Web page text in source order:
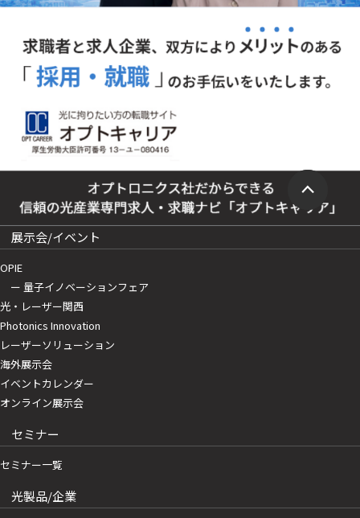
展示会/イベント
OPIE
ー 量子イノベーションフェア
光・レーザー関西
Photonics Innovation
レーザーソリューション
海外展示会
イベントカレンダー
オンライン展示会
セミナー
セミナー一覧
光製品/企業